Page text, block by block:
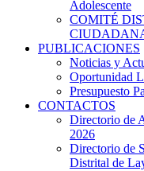
Adolescente
COMITÉ
PUBLICACIONES
Noticias y
Oportunidad
Presupuesto
CONTACTOS
Directorio de
2026
Directorio de
Distrital de